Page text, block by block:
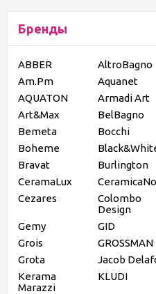
Бренды
ABBER
AltroBagno
Am.Pm
Aquanet
AQUATON
Armadi Art
Art&Max
BelBagno
Bemeta
Bocchi
Boheme
Bravat
Burlington
CeramaLux
Cezares
Colombo
Design
Gemy
GID
Grois
GROSSMAN
Grota
Jacob
Kerama
Marazzi
KLUDI